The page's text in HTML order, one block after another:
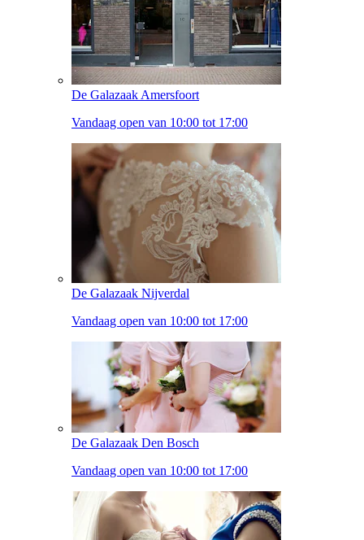
De Galazaak Amersfoort
Vandaag open van 10:00 tot 17:00
De Galazaak Nijverdal
Vandaag open van 10:00 tot 17:00
De Galazaak Den Bosch
Vandaag open van 10:00 tot 17:00